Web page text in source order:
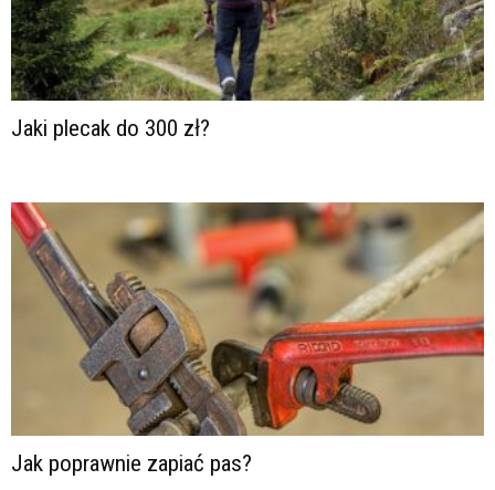
Jaki plecak do 300 zł?
Jak poprawnie zapiać pas?